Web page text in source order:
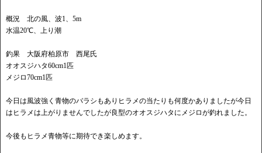
概況 北の風、波1、5m
水温20℃、上り潮
釣果 大阪府柏原市 西尾氏
オオスジハタ60cm1匹
メジロ70cm1匹
今日は風波強く青物のバラシもありヒラメの当たりも何度かありましたが今日
はヒラメは上がりませんでしたが良型のオオスジハタにメジロが釣れました。
今後もヒラメ青物等に期待でき楽しめます。